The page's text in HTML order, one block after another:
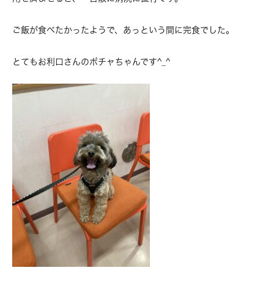
ご飯が食べたかったようで、あっという間に完食でした。
とてもお利口さんのポチャちゃんです^_^